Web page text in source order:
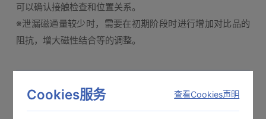
可以确认接触检查和位置关系。
※泄漏磁通量较少时，需要在初期阶段时进行增加对比品的
阻抗，增大磁性结合等的调整。
Cookies服务 查看Cookies声明